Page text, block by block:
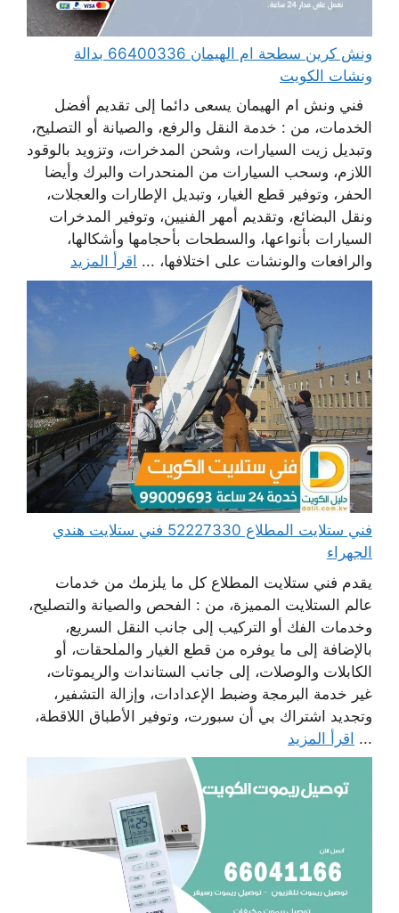
ونش كرين سطحة ام الهيمان 66400336 بدالة
ونشات الكويت
فني ونش ام الهيمان يسعى دائما إلى تقديم أفضل
الخدمات، من : خدمة النقل والرفع، والصيانة أو التصليح،
وتبديل زيت السيارات، وشحن المدخرات، وتزويد بالوقود
اللازم، وسحب السيارات من المنحدرات والبرك وأيضا
الحفر، وتوفير قطع الغيار، وتبديل الإطارات والعجلات،
ونقل البضائع، وتقديم أمهر الفنيين، وتوفير المدخرات
السيارات بأنواعها، والسطحات بأحجامها وأشكالها،
والرافعات والونشات على اختلافها، ... اقرأ المزيد
فني ستلايت المطلاع 52227330 فني ستلايت هندي
الجهراء
يقدم فني ستلايت المطلاع كل ما يلزمك من خدمات
عالم الستلايت المميزة، من : الفحص والصيانة والتصليح،
وخدمات الفك أو التركيب إلى جانب النقل السريع،
بالإضافة إلى ما يوفره من قطع الغيار والملحقات، أو
الكابلات والوصلات، إلى جانب الستاندات والريموتات،
غير خدمة البرمجة وضبط الإعدادات، وإزالة التشفير،
وتجديد اشتراك بي أن سبورت، وتوفير الأطباق اللاقطة،
... اقرأ المزيد